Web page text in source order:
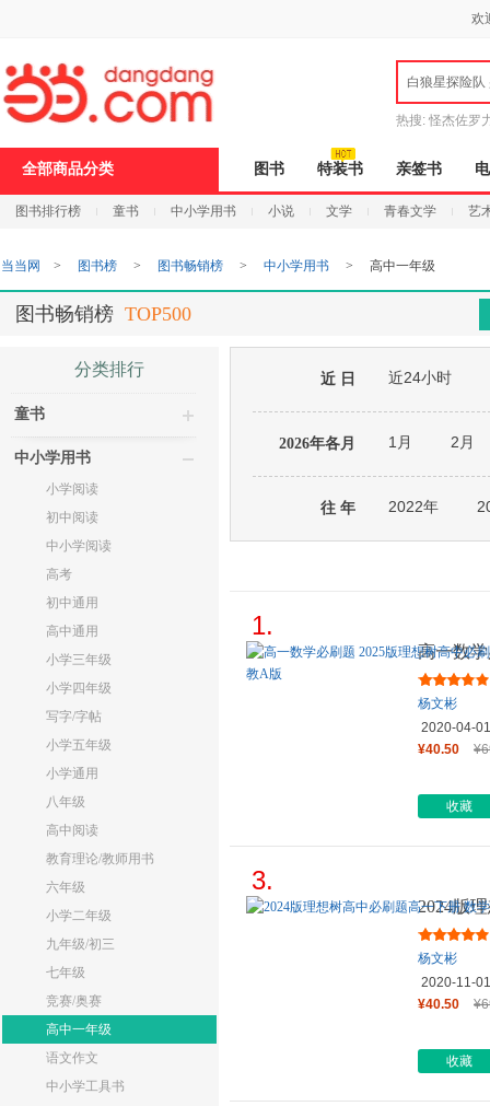
欢
白狼星探险队
热搜: 怪杰佐罗
全部商品分类 图书 特装书 亲签书
图书排行榜 童书 中小学用书 小说 文学 青春文学 艺
当当网 > 图书榜 > 图书畅销榜 > 中小学用书 > 高中一年级
图书畅销榜 TOP500
分类排行
童书
中小学用书
小学阅读
初中阅读
中小学阅读
高考
初中通用
高中通用
小学三年级
小学四年级
写字/字帖
小学五年级
小学通用
八年级
高中阅读
教育理论/教师用书
六年级
小学二年级
九年级/初三
七年级
竞赛/奥赛
高中一年级
语文作文
中小学工具书
近 日 近24小时
2026年各月 1月 2月
往 年 2022年
1.
高一数
高一上
杨文彬
2020-04-01
¥40.50
收藏
3.
2024版
修 第二
杨文彬
2020-11-01
¥40.50
收藏
打
开
无
障
页
加